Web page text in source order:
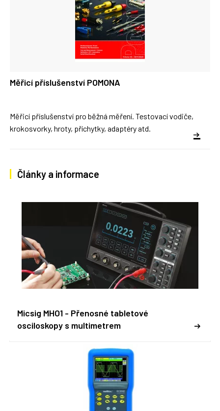
Měřicí příslušenství POMONA
Měřicí příslušenství pro běžná měření. Testovací vodiče,
krokosvorky, hroty, příchytky, adaptéry atd.
Články a informace
Micsig MHO1 - Přenosné tabletové
osciloskopy s multimetrem